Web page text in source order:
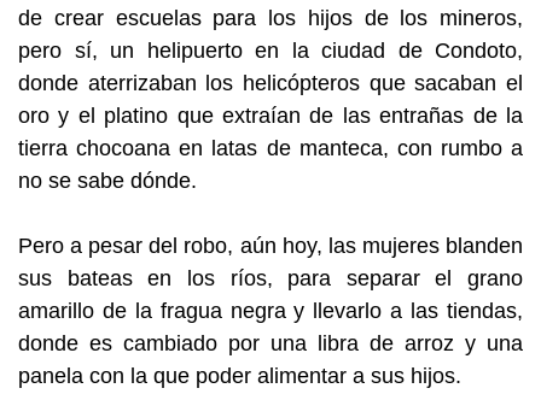
de crear escuelas para los hijos de los mineros,
pero sí, un helipuerto en la ciudad de Condoto,
donde aterrizaban los helicópteros que sacaban el
oro y el platino que extraían de las entrañas de la
tierra chocoana en latas de manteca, con rumbo a
no se sabe dónde.
Pero a pesar del robo, aún hoy, las mujeres blanden
sus bateas en los ríos, para separar el grano
amarillo de la fragua negra y llevarlo a las tiendas,
donde es cambiado por una libra de arroz y una
panela con la que poder alimentar a sus hijos.